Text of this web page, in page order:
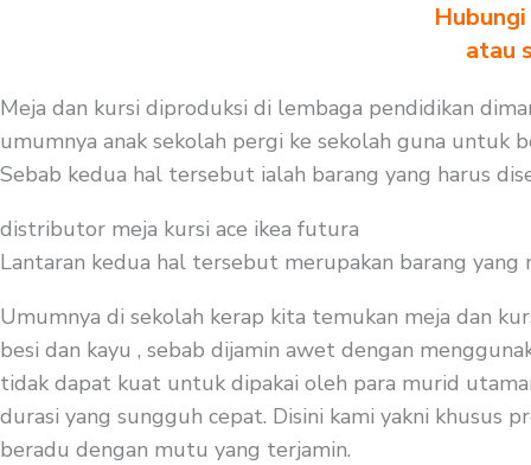
atau
Meja dan kursi diproduksi di lembaga pendidikan
umumnya anak sekolah pergi ke sekolah guna untuk
Sebab kedua hal tersebut ialah barang yang harus
distributor meja kursi ace ikea futura
Lantaran kedua hal tersebut merupakan barang
Umumnya di sekolah kerap kita temukan meja dan
besi dan kayu , sebab dijamin awet dengan
tidak dapat kuat untuk dipakai oleh para murid
durasi yang sungguh cepat. Disini kami yakni khusus
beradu dengan mutu yang terjamin.